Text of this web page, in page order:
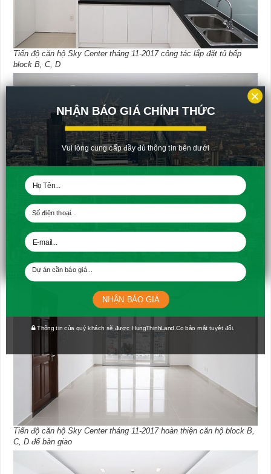
Tiến độ căn hộ Sky Center tháng 11-2017 công tác lắp đặt tủ bếp
block B, C, D
Tiến độ căn hộ Sky Center tháng 11-2017 hoàn thiện căn office-tel
block A để bàn giao
Tiến độ căn hộ Sky Center tháng 11-2017 hoàn thiện căn hộ block B,
C, D để bàn giao
NHẬN BÁO GIÁ CHÍNH THỨC
Vui lòng cung cấp đầy đủ thông tin bên dưới
Thông tin của quý khách sẽ được HungThinhLand.Co bảo mật tuyệt đối.
NHẬN BÁO GIÁ
×